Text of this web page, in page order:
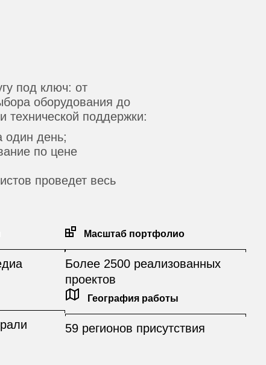
под ключ: от
оборудования до
технической поддержки:
один день;
по цене
проведет весь
Масштаб портфолио
Более 2500 реализованных
проектов
География работы
59 регионов присутствия